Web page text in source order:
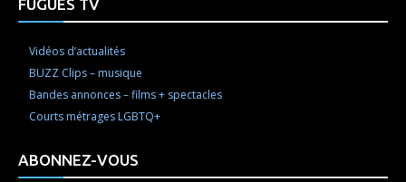
FUGUES TV
Vidéos d’actualités
BUZZ Clips – musique
Bandes annonces – films + spectacles
Courts métrages LGBTQ+
ABONNEZ-VOUS